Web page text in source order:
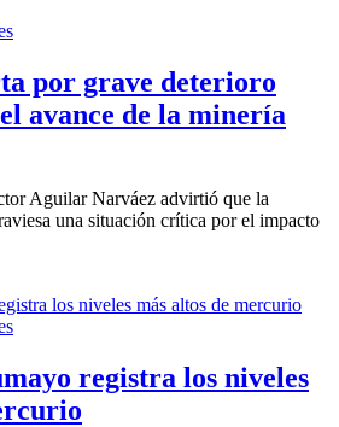
por grave deterioro
avance de la minería
Aguilar Narváez advirtió que la
una situación crítica por el impacto
registra los niveles